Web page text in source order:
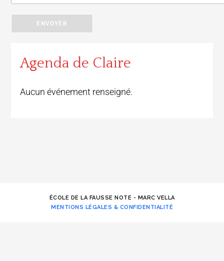
ENVOYER
Agenda de Claire
Aucun événement renseigné.
ÉCOLE DE LA FAUSSE NOTE - MARC VELLA
MENTIONS LÉGALES & CONFIDENTIALITÉ